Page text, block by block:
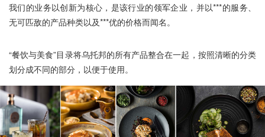
我们的业务以创新为核心，是该行业的领军企业，并以***的服务、
无可匹敌的产品种类以及***优的价格而闻名。
“餐饮与美食”目录将乌托邦的所有产品整合在一起，按照清晰的分类
划分成不同的部分，以便于使用。